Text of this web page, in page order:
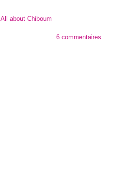
All about Chiboum
6 commentaires